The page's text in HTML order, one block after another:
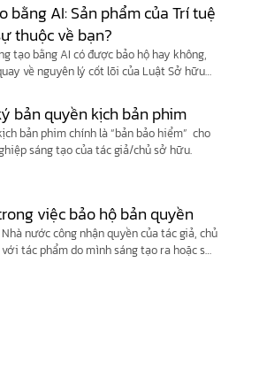
bằng AI: Sản phẩm của Trí tuệ
thuộc về bạn?
tạo bằng AI có được bảo hộ hay không,
về nguyên lý cốt lõi của Luật Sở hữu
bản quyền kịch bản phim
bản phim chính là “bản bảo hiểm” cho
sáng tạo của tác giả/chủ sở hữu.
việc bảo hộ bản quyền
nước công nhận quyền của tác giả, chủ
tác phẩm do mình sáng tạo ra hoặc sở